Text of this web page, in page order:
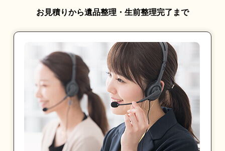
お見積りから遺品整理・生前整理完了まで